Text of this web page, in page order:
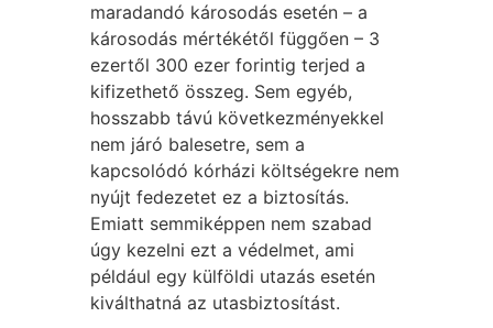
maradandó károsodás esetén – a
károsodás mértékétől függően – 3
ezertől 300 ezer forintig terjed a
kifizethető összeg. Sem egyéb,
hosszabb távú következményekkel
nem járó balesetre, sem a
kapcsolódó kórházi költségekre nem
nyújt fedezetet ez a biztosítás.
Emiatt semmiképpen nem szabad
úgy kezelni ezt a védelmet, ami
például egy külföldi utazás esetén
kiválthatná az utasbiztosítást.